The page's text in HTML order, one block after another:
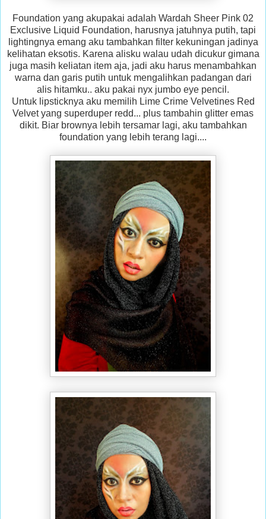
Foundation yang akupakai adalah Wardah Sheer Pink 02
Exclusive Liquid Foundation, harusnya jatuhnya putih, tapi
lightingnya emang aku tambahkan filter kekuningan jadinya
kelihatan eksotis. Karena alisku walau udah dicukur gimana
juga masih keliatan item aja, jadi aku harus menambahkan
warna dan garis putih untuk mengalihkan padangan dari
alis hitamku.. aku pakai nyx jumbo eye pencil.
Untuk lipsticknya aku memilih Lime Crime Velvetines Red
Velvet yang superduper redd... plus tambahin glitter emas
dikit. Biar brownya lebih tersamar lagi, aku tambahkan
foundation yang lebih terang lagi....